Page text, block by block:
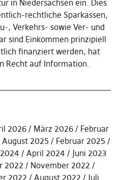
in Niedersachsen ein. Dies
rechtliche Sparkassen,
, Verkehrs- sowie Ver- und
sind Einkommen prinzipiell
finanziert werden, hat
Recht auf Information.
2026 März 2026
Februar
August 2025
Februar 2025
April 2024
Juni 2023
2022
November 2022
2022 August 2022
Juli